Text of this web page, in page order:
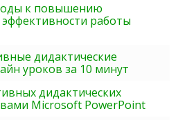
к повышению
работы
дидактические
уроков за 10 минут
дидактических
Microsoft PowerPoint